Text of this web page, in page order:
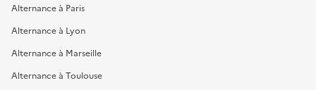
Alternance à Paris
Alternance à Lyon
Alternance à Marseille
Alternance à Toulouse